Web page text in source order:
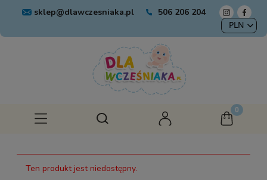
sklep@dlawczesniaka.pl 506 206 204
Ten produkt jest niedostępny.